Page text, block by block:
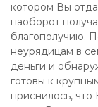
котором Вы
наоборот
благополучию.
неурядицам в
деньги и
готовы к
приснилось,